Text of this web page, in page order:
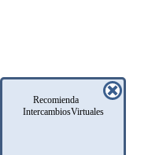
Recomienda
IntercambiosVirtuales